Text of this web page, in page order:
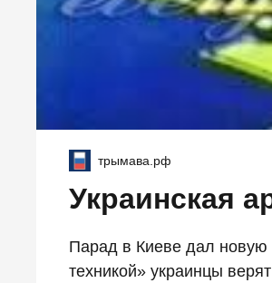
трымава.рф
Украинская
Парад в Киеве дал
техникой» украинцы